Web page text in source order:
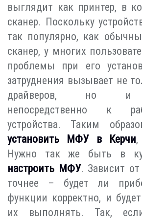
выглядит как принтер, в
сканер. Поскольку
так популярно, как
сканер, у многих
проблемы при его
затруднения вызывает не
драйверов, но и
непосредственно к
устройства. Таким
установить МФУ в Керчи,
Нужно так же быть в
настроить МФУ. Зависит
точнее – будет ли
функции корректно, и
их выполнять. Так,